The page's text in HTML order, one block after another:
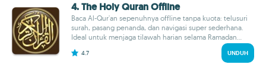
4. The Holy Quran Offline
Baca Al-Qur'an sepenuhnya offline tanpa kuota: telusuri
surah, pasang penanda, dan navigasi super sederhana.
Ideal untuk menjaga tilawah harian selama Ramadan...
4.7 UNDUH